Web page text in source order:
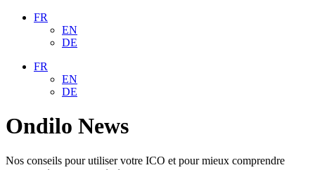
FR
EN
DE
FR
EN
DE
Ondilo News
Nos conseils pour utiliser votre ICO et pour mieux comprendre